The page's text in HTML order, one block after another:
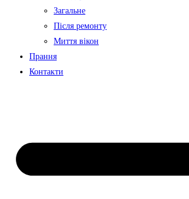
Загальне
Після ремонту
Миття вікон
Прання
Контакти